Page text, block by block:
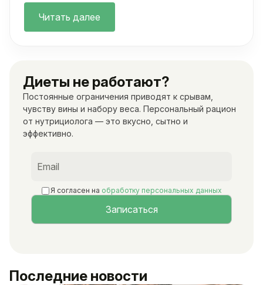
Читать далее
Диеты не работают?
Постоянные ограничения приводят к срывам,
чувству вины и набору веса. Персональный рацион
от нутрициолога — это вкусно, сытно и
эффективно.
Я согласен на обработку персональных данных
Последние новости